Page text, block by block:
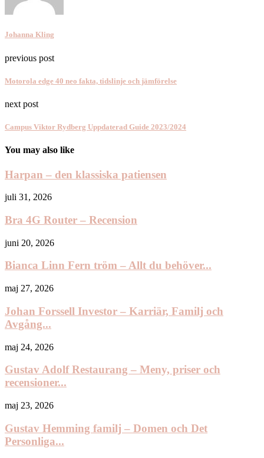
Johanna Kling
previous post
Motorola edge 40 neo fakta, tidslinje och jämförelse
next post
Campus Viktor Rydberg Uppdaterad Guide 2023/2024
You may also like
Harpan – den klassiska patiensen
juli 31, 2026
Bra 4G Router – Recension
juni 20, 2026
Bianca Linn Fern tröm – Allt du behöver...
maj 27, 2026
Johan Forssell Investor – Karriär, Familj och
Avgång...
maj 24, 2026
Gustav Adolf Restaurang – Meny, priser och
recensioner...
maj 23, 2026
Gustav Hemming familj – Domen och Det
Personliga...